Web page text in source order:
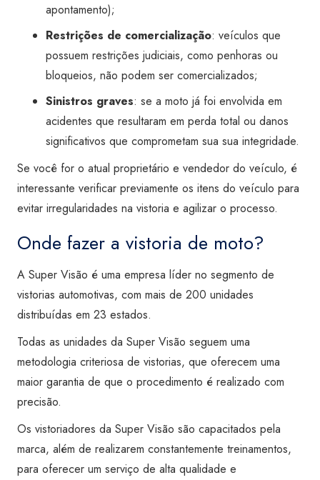
apontamento);
Restrições de comercialização: veículos que
possuem restrições judiciais, como penhoras ou
bloqueios, não podem ser comercializados;
Sinistros graves: se a moto já foi envolvida em
acidentes que resultaram em perda total ou danos
significativos que comprometam sua sua integridade.
Se você for o atual proprietário e vendedor do veículo, é
interessante verificar previamente os itens do veículo para
evitar irregularidades na vistoria e agilizar o processo.
Onde fazer a vistoria de moto?
A Super Visão é uma empresa líder no segmento de
vistorias automotivas, com mais de 200 unidades
distribuídas em 23 estados.
Todas as unidades da Super Visão seguem uma
metodologia criteriosa de vistorias, que oferecem uma
maior garantia de que o procedimento é realizado com
precisão.
Os vistoriadores da Super Visão são capacitados pela
marca, além de realizarem constantemente treinamentos,
para oferecer um serviço de alta qualidade e